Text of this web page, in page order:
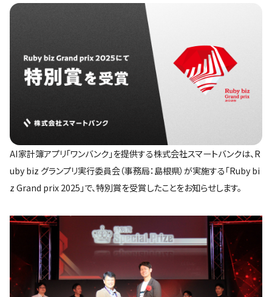
AI家計簿アプリ「ワンバンク」を提供する株式会社スマートバンクは、R
uby biz グランプリ実行委員会（事務局：島根県）が実施する「Ruby bi
z Grand prix 2025」で、特別賞を受賞したことをお知らせします。